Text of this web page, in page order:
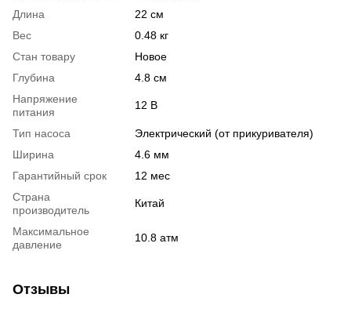
Длина
22 см
Вес
0.48 кг
Стан товару
Новое
Глубина
4.8 см
Напряжение
питания
12 В
Тип насоса
Электрический (от прикуривателя)
Ширина
4.6 мм
Гарантийный срок
12 мес
Страна
производитель
Китай
Максимальное
давление
10.8 атм
Отзывы